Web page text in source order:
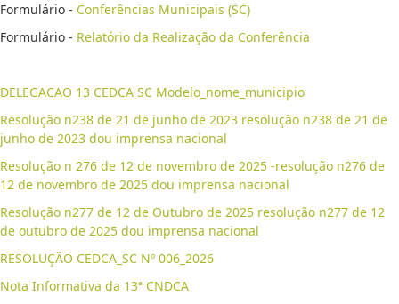
Formulário - Conferências Municipais (SC)
Formulário - Relatório da Realização da Conferência
DELEGACAO 13 CEDCA SC Modelo_nome_municipio
Resolução n238 de 21 de junho de 2023 resolução n238 de 21 de
junho de 2023 dou imprensa nacional
Resolução n 276 de 12 de novembro de 2025 -resolução n276 de
12 de novembro de 2025 dou imprensa nacional
Resolução n277 de 12 de Outubro de 2025 resolução n277 de 12
de outubro de 2025 dou imprensa nacional
RESOLUÇÃO CEDCA_SC Nº 006_2026
Nota Informativa da 13ª CNDCA